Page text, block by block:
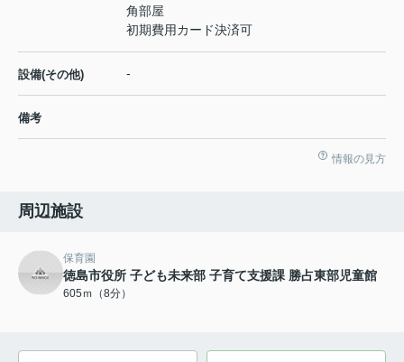
角部屋
初期費用カード決済可
設備(その他) -
備考
情報の見方
周辺施設
保育園
徳島市役所 子ども未来部 子育て支援課 勝占東部児童館
605ｍ（8分）